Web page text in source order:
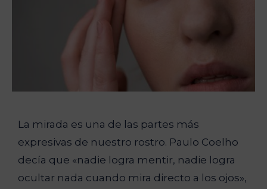
La mirada es una de las partes más
expresivas de nuestro rostro. Paulo Coelho
decía que «nadie logra mentir, nadie logra
ocultar nada cuando mira directo a los ojos»,